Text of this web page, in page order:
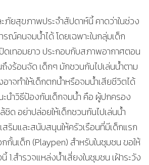
ภัยสุขภาพประจำสัปดาห์นี้ คาดว่าในช่วง
ณ์คนจมน้ำได้ โดยเฉพาะในกลุ่มเด็ก
ดเทอมยาว ประกอบกับสภาพอากาศตอน
งร้อนจัด เด็กๆ มักชวนกันไปเล่นน้ำตาม
าจทำให้เด็กตกน้ำหรือจมน้ำเสียชีวิตได้
นำวิธีป้องกันเด็กจมน้ำ คือ ผู้ปกครอง
ด อย่าปล่อยให้เด็กชวนกันไปเล่นน้ำ
ริมและสนับสนุนให้ครัวเรือนที่มีเด็กแรก
กั้นเด็ก (Playpen) สำหรับในชุมชน ขอให้
1.สำรวจแหล่งน้ำเสี่ยงในชุมชน เฝ้าระวัง